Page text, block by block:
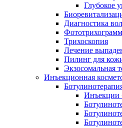
Глубокое
Диагностика
Трихоскопия
Лечение
Пилинг для
Экзосомальная
Инъекционная
Инъекции